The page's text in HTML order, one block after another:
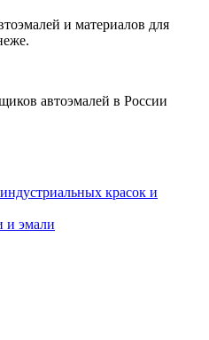
и материалов для
автоэмалей в России
красок и
и эмали